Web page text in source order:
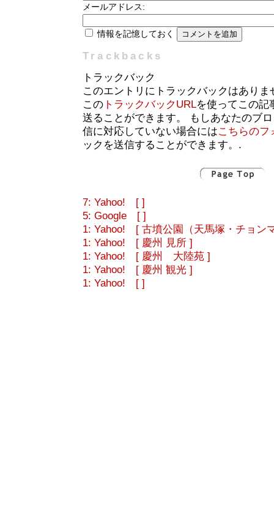
メールアドレス:
情報を記憶しておく
Trackbacks
トラックバック
このエントリにトラックバックはありま
この トラックバックURLを使ってこの記
送ることができます。 もしあなたのブ
信に対応していない場合にはこちらのフ
ックを送信することができます。.
7: Yahoo! [ ]
5: Google [ ]
1: Yahoo! [ 古墳公園（天馬塚・チョン
1: Yahoo! [ 慶州 見所 ]
1: Yahoo! [ 慶州 大陸苑 ]
1: Yahoo! [ 慶州 観光 ]
1: Yahoo! [ ]